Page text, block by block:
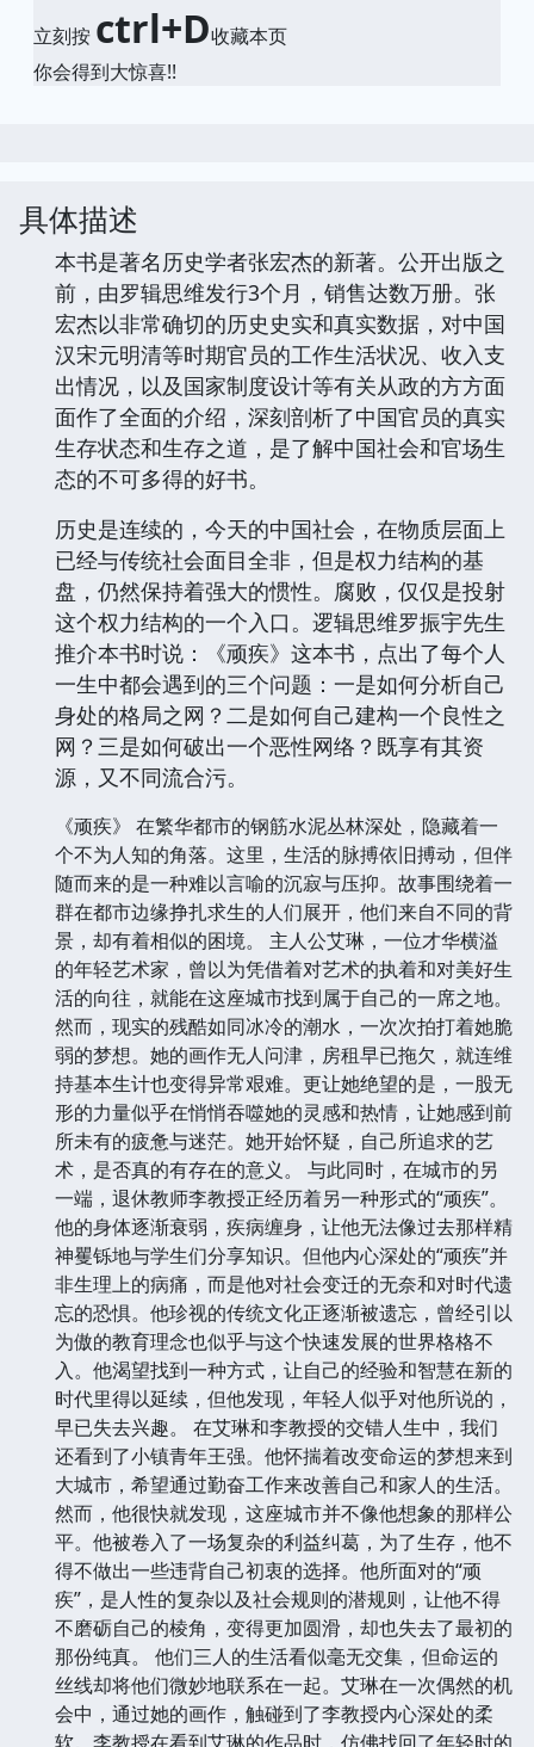
立刻按 ctrl+D收藏本页
你会得到大惊喜!!
具体描述
本书是著名历史学者张宏杰的新著。公开出版之
前，由罗辑思维发行3个月，销售达数万册。张
宏杰以非常确切的历史史实和真实数据，对中国
汉宋元明清等时期官员的工作生活状况、收入支
出情况，以及国家制度设计等有关从政的方方面
面作了全面的介绍，深刻剖析了中国官员的真实
生存状态和生存之道，是了解中国社会和官场生
态的不可多得的好书。
历史是连续的，今天的中国社会，在物质层面上
已经与传统社会面目全非，但是权力结构的基
盘，仍然保持着强大的惯性。腐败，仅仅是投射
这个权力结构的一个入口。逻辑思维罗振宇先生
推介本书时说：《顽疾》这本书，点出了每个人
一生中都会遇到的三个问题：一是如何分析自己
身处的格局之网？二是如何自己建构一个良性之
网？三是如何破出一个恶性网络？既享有其资
源，又不同流合污。
《顽疾》 在繁华都市的钢筋水泥丛林深处，隐藏着一
个不为人知的角落。这里，生活的脉搏依旧搏动，但伴
随而来的是一种难以言喻的沉寂与压抑。故事围绕着一
群在都市边缘挣扎求生的人们展开，他们来自不同的背
景，却有着相似的困境。 主人公艾琳，一位才华横溢
的年轻艺术家，曾以为凭借着对艺术的执着和对美好生
活的向往，就能在这座城市找到属于自己的一席之地。
然而，现实的残酷如同冰冷的潮水，一次次拍打着她脆
弱的梦想。她的画作无人问津，房租早已拖欠，就连维
持基本生计也变得异常艰难。更让她绝望的是，一股无
形的力量似乎在悄悄吞噬她的灵感和热情，让她感到前
所未有的疲惫与迷茫。她开始怀疑，自己所追求的艺
术，是否真的有存在的意义。 与此同时，在城市的另
一端，退休教师李教授正经历着另一种形式的“顽疾”。
他的身体逐渐衰弱，疾病缠身，让他无法像过去那样精
神矍铄地与学生们分享知识。但他内心深处的“顽疾”并
非生理上的病痛，而是他对社会变迁的无奈和对时代遗
忘的恐惧。他珍视的传统文化正逐渐被遗忘，曾经引以
为傲的教育理念也似乎与这个快速发展的世界格格不
入。他渴望找到一种方式，让自己的经验和智慧在新的
时代里得以延续，但他发现，年轻人似乎对他所说的，
早已失去兴趣。 在艾琳和李教授的交错人生中，我们
还看到了小镇青年王强。他怀揣着改变命运的梦想来到
大城市，希望通过勤奋工作来改善自己和家人的生活。
然而，他很快就发现，这座城市并不像他想象的那样公
平。他被卷入了一场复杂的利益纠葛，为了生存，他不
得不做出一些违背自己初衷的选择。他所面对的“顽
疾”，是人性的复杂以及社会规则的潜规则，让他不得
不磨砺自己的棱角，变得更加圆滑，却也失去了最初的
那份纯真。 他们三人的生活看似毫无交集，但命运的
丝线却将他们微妙地联系在一起。艾琳在一次偶然的机
会中，通过她的画作，触碰到了李教授内心深处的柔